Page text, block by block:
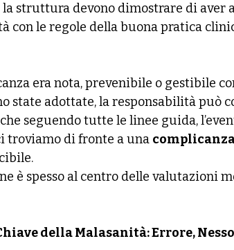
struttura devono dimostrare di aver
con le regole della buona pratica
era nota, prevenibile o gestibile
state adottate, la responsabilità può
seguendo tutte le linee guida,
troviamo di fronte a una
è spesso al centro delle valutazioni
della Malasanità: Errore,